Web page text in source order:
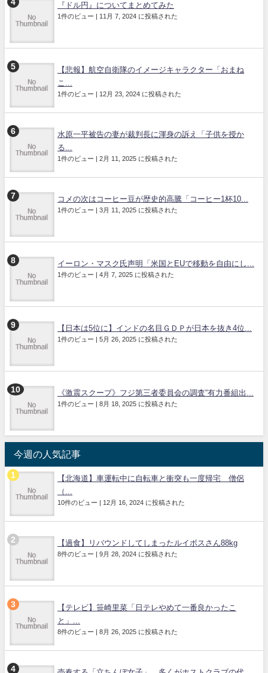
『ドル円』についてまとめてみた
1件のビュー | 11月 7, 2024 に投稿された
【悲報】航空自衛隊のイメージキャラクター「おまね
こ...
1件のビュー | 12月 23, 2024 に投稿された
水原一平被告の妻が裁判長に渾身の訴え「子供を授か
る...
1件のビュー | 2月 11, 2025 に投稿された
コメの次はコーヒー豆が歴史的高騰「コーヒー1杯10...
1件のビュー | 3月 11, 2025 に投稿された
イーロン・マスク氏声明「米国とEUで移動を自由にし...
1件のビュー | 4月 7, 2025 に投稿された
【日本は5位に】インドの名目ＧＤＰが日本を抜き4位...
1件のビュー | 5月 26, 2025 に投稿された
《激震スクープ》フジ第三者委員会の調査“有力番組出...
1件のビュー | 8月 18, 2025 に投稿された
今週の人気記事
【北海道】車運転中に自転車と衝突も一度帰宅 僧侶
（...
10件のビュー | 12月 16, 2024 に投稿された
【過食】リバウンドしてしまったルイボスさん88kg
8件のビュー | 9月 28, 2024 に投稿された
【テレビ】笹崎里菜「日テレやめて一番良かったこ
と」...
8件のビュー | 8月 26, 2025 に投稿された